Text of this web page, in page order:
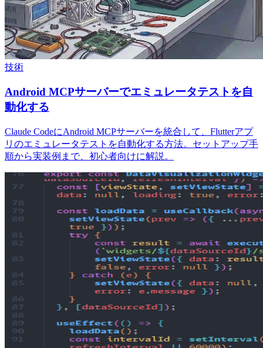
技術
Android MCPサーバーでエミュレータテストを自
動化する
Claude CodeにAndroid MCPサーバーを統合して、Flutterアプ
リのエミュレータテストを自動化する方法。セットアップ手
順から実装例まで、初心者向けに解説。